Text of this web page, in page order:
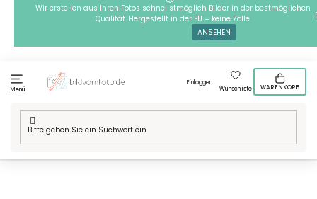
springen
Wir erstellen aus Ihren Fotos schnellstmöglich Bilder in der bestmöglichen
Qualität. Hergestellt in der EU = keine Zölle
ANSEHEN
Menü
Einloggen
Wunschliste
WARENKORB
Startseite
Die Besten von Deutschland